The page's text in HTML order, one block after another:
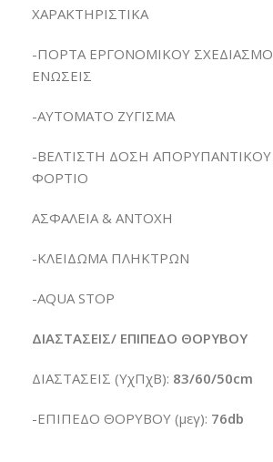
ΧΑΡΑΚΤΗΡΙΣΤΙΚΑ
-ΠΟΡΤΑ ΕΡΓΟΝΟΜΙΚΟΥ
ΕΝΩΣΕΙΣ
-ΑΥΤΟΜΑΤΟ ΖΥΓΙΣΜΑ
-ΒΕΛΤΙΣΤΗ ΔΟΣΗ
ΦΟΡΤΙΟ
ΑΣΦΑΛΕΙΑ & ΑΝΤΟΧΗ
-ΚΛΕΙΔΩΜΑ ΠΛΗΚΤΡΩΝ
-ΑQUA STOP
ΔΙΑΣΤΑΣΕΙΣ/ ΕΠΙΠΕΔΟ ΘΟΡΥΒΟΥ
ΔΙΑΣΤΑΣΕΙΣ (ΥχΠχΒ): 83/60/50cm
-ΕΠΙΠΕΔΟ ΘΟΡΥΒΟΥ (μεγ): 76db